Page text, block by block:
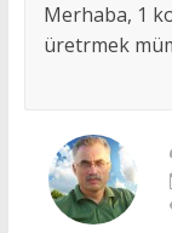
Merhaba, 1
üretrmek